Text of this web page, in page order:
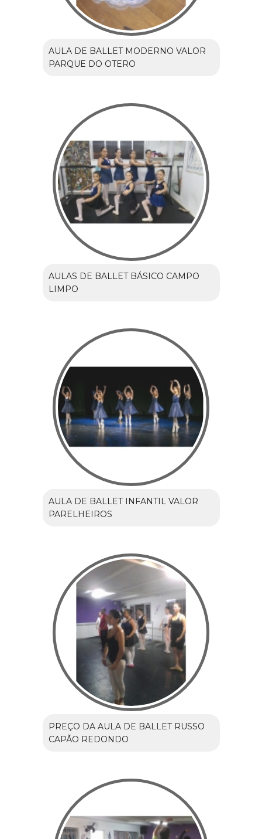
AULA DE BALLET MODERNO VALOR
PARQUE DO OTERO
AULAS DE BALLET BÁSICO CAMPO
LIMPO
AULA DE BALLET INFANTIL VALOR
PARELHEIROS
PREÇO DA AULA DE BALLET RUSSO
CAPÃO REDONDO